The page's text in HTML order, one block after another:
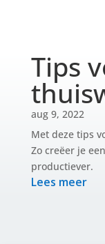
Tips
aug 9, 2022
Met deze tips
Zo creëer je
productiever.
Lees meer